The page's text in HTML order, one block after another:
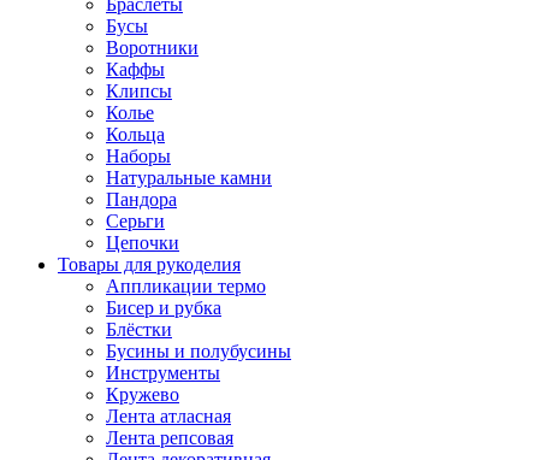
Браслеты
Бусы
Воротники
Каффы
Клипсы
Колье
Кольца
Наборы
Натуральные камни
Пандора
Серьги
Цепочки
Товары для рукоделия
Аппликации термо
Бисер и рубка
Блёстки
Бусины и полубусины
Инструменты
Кружево
Лента атласная
Лента репсовая